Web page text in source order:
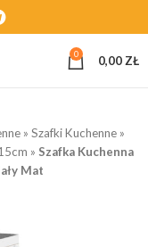
0 0,00 ZŁ
» Szafki Kuchenne »
» Szafka Kuchenna
Mat